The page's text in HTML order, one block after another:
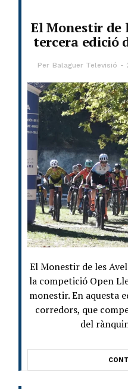
El Monestir de
tercera edició
Per Balaguer Televisió
El Monestir de les
la competició Open
monestir. En aquesta
corredors, que
del